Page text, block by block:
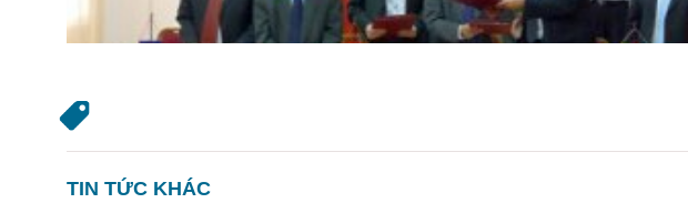
TIN TỨC KHÁC